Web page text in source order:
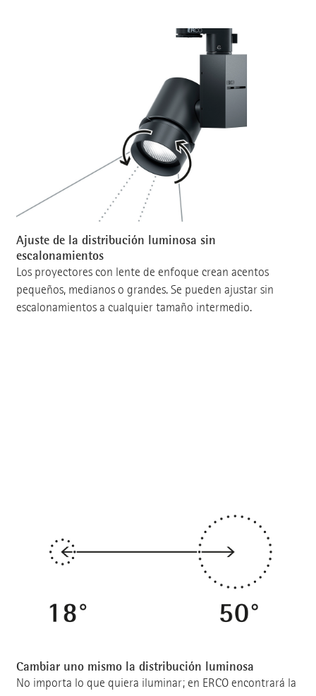
Ajuste de la distribución luminosa sin
escalonamientos
Los proyectores con lente de enfoque crean acentos
pequeños, medianos o grandes. Se pueden ajustar sin
escalonamientos a cualquier tamaño intermedio.
Cambiar uno mismo la distribución luminosa
No importa lo que quiera iluminar; en ERCO encontrará la